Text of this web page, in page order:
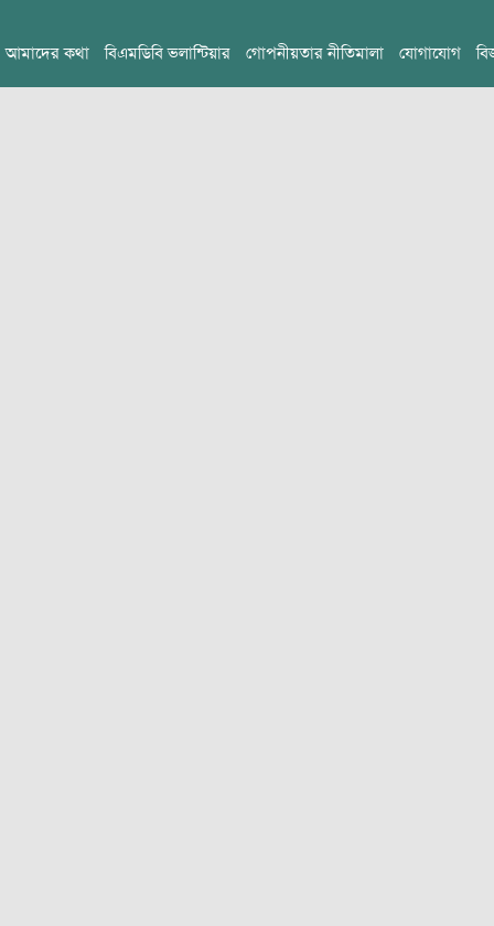
আমাদের কথা বিএমডিবি ভলান্টিয়ার গোপনীয়তার নীতিমালা যোগাযোগ